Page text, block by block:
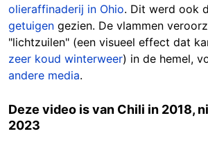
olieraffinaderij in Ohio. Dit werd ook
getuigen gezien. De vlammen
"lichtzuilen" (een visueel effect dat
zeer koud winterweer) in de hemel,
andere media.
Deze video is van Chili in 2018,
2023